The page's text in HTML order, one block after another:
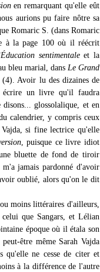
en remarquant qu'elle eût
aurions pu faire nôtre sa
Romaric S. (dans Romaric
à la page 100 où il réécrit
sentimentaleet la
bleu marial, dans Le Grand
Avoir lu des dizaines de
écrire un livre qu'il faudra
glossolalique, et en
calendrier, y compris ceux
si fine lectrice qu'elle
, puisque ce livre idiot
bluette de fond de tiroir
jamais pardonné d'avoir
oublié, alors qu'on le dit
moins littéraires d'ailleurs,
que Sangars, et Lélian
époque où il étala son
peut-être même Sarah Vajda
qu'elle ne cesse de citer et
à la différence de l'autre